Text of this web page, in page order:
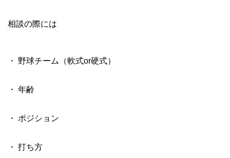
相談の際には
・ 野球チーム（軟式or硬式）
・ 年齢
・ ポジション
・ 打ち方